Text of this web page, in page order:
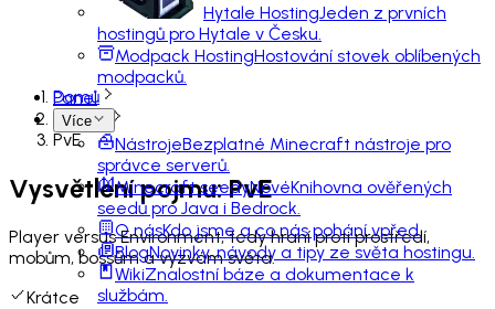
Hytale HostingJeden z prvních
hostingů pro Hytale v Česku.
Modpack HostingHostování stovek oblíbených
modpacků.
Panel
Více
NástrojeBezplatné Minecraft nástroje pro
správce serverů.
Minecraft seedyNovéKnihovna ověřených
seedů pro Java i Bedrock.
O násKdo jsme a co nás pohání vpřed.
BlogNovinky, návody a tipy ze světa hostingu.
WikiZnalostní báze a dokumentace k
službám.
Domů
Slovník
PvE
Vysvětlení pojmu: PvE
Player versus Environment, tedy hraní proti prostředí,
mobům, bossům a výzvám světa.
Krátce